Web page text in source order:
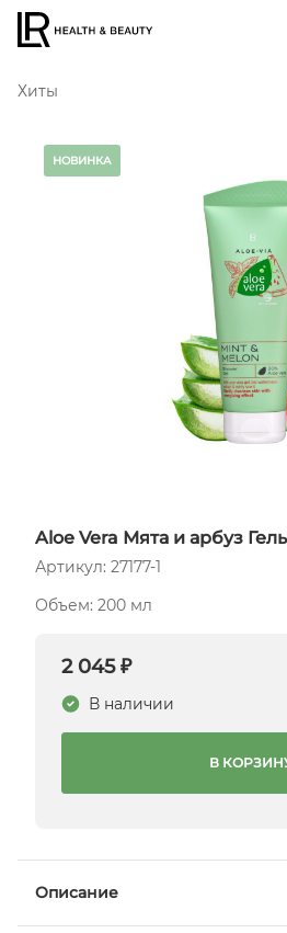
Хиты
НОВИНКА
Aloe Vera Мята и арбуз
Артикул: 27177-1
Объем: 200 мл
2 045 ₽
В наличии
В
Описание